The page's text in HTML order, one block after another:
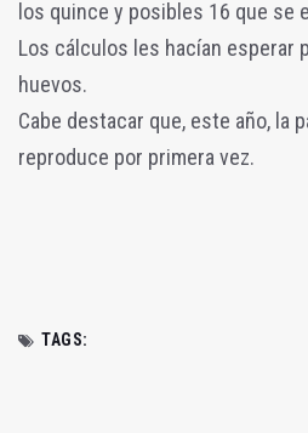
los quince y posibles 16 que se
Los cálculos les hacían esperar
huevos.
Cabe destacar que, este año, la
reproduce por primera vez.
TAGS: